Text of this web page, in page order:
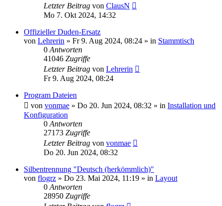
Letzter Beitrag von ClausN
Mo 7. Okt 2024, 14:32
Offizieller Duden-Ersatz
von Lehrerin » Fr 9. Aug 2024, 08:24 » in Stammtisch
0 Antworten
41046 Zugriffe
Letzter Beitrag von Lehrerin
Fr 9. Aug 2024, 08:24
Program Dateien
von vonmae » Do 20. Jun 2024, 08:32 » in Installation und
Konfiguration
0 Antworten
27173 Zugriffe
Letzter Beitrag von vonmae
Do 20. Jun 2024, 08:32
Silbentrennung "Deutsch (herkömmlich)"
von flogrz » Do 23. Mai 2024, 11:19 » in Layout
0 Antworten
28950 Zugriffe